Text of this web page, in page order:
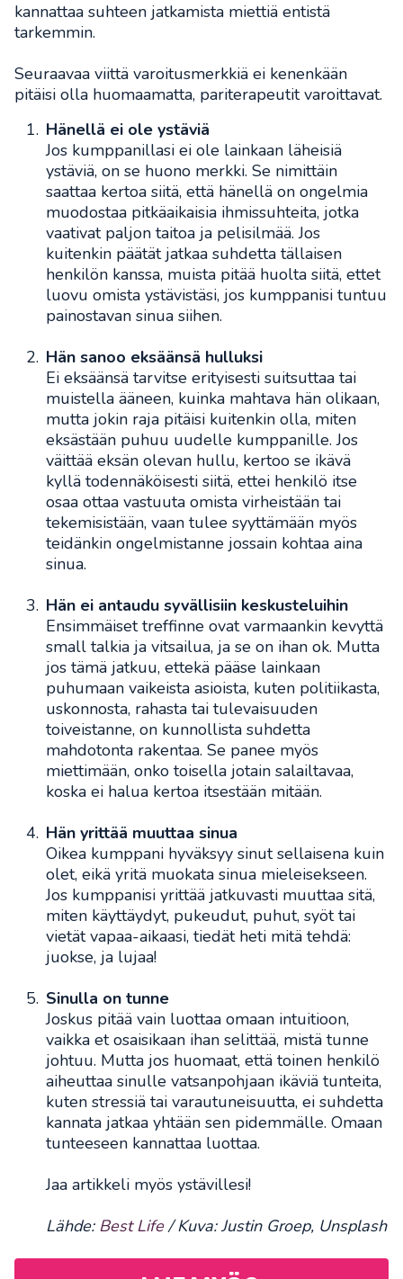
kannattaa suhteen jatkamista miettiä entistä
tarkemmin.
Seuraavaa viittä varoitusmerkkiä ei kenenkään
pitäisi olla huomaamatta, pariterapeutit varoittavat.
Hänellä ei ole ystäviä
Jos kumppanillasi ei ole lainkaan läheisiä
ystäviä, on se huono merkki. Se nimittäin
saattaa kertoa siitä, että hänellä on ongelmia
muodostaa pitkäaikaisia ihmissuhteita, jotka
vaativat paljon taitoa ja pelisilmää. Jos
kuitenkin päätät jatkaa suhdetta tällaisen
henkilön kanssa, muista pitää huolta siitä, ettet
luovu omista ystävistäsi, jos kumppanisi tuntuu
painostavan sinua siihen.
Hän sanoo eksäänsä hulluksi
Ei eksäänsä tarvitse erityisesti suitsuttaa tai
muistella ääneen, kuinka mahtava hän olikaan,
mutta jokin raja pitäisi kuitenkin olla, miten
eksästään puhuu uudelle kumppanille. Jos
väittää eksän olevan hullu, kertoo se ikävä
kyllä todennäköisesti siitä, ettei henkilö itse
osaa ottaa vastuuta omista virheistään tai
tekemisistään, vaan tulee syyttämään myös
teidänkin ongelmistanne jossain kohtaa aina
sinua.
Hän ei antaudu syvällisiin keskusteluihin
Ensimmäiset treffinne ovat varmaankin kevyttä
small talkia ja vitsailua, ja se on ihan ok. Mutta
jos tämä jatkuu, ettekä pääse lainkaan
puhumaan vaikeista asioista, kuten politiikasta,
uskonnosta, rahasta tai tulevaisuuden
toiveistanne, on kunnollista suhdetta
mahdotonta rakentaa. Se panee myös
miettimään, onko toisella jotain salailtavaa,
koska ei halua kertoa itsestään mitään.
Hän yrittää muuttaa sinua
Oikea kumppani hyväksyy sinut sellaisena kuin
olet, eikä yritä muokata sinua mieleisekseen.
Jos kumppanisi yrittää jatkuvasti muuttaa sitä,
miten käyttäydyt, pukeudut, puhut, syöt tai
vietät vapaa-aikaasi, tiedät heti mitä tehdä:
juokse, ja lujaa!
Sinulla on tunne
Joskus pitää vain luottaa omaan intuitioon,
vaikka et osaisikaan ihan selittää, mistä tunne
johtuu. Mutta jos huomaat, että toinen henkilö
aiheuttaa sinulle vatsanpohjaan ikäviä tunteita,
kuten stressiä tai varautuneisuutta, ei suhdetta
kannata jatkaa yhtään sen pidemmälle. Omaan
tunteeseen kannattaa luottaa.
Jaa artikkeli myös ystävillesi!
Lähde: Best Life/ Kuva: Justin Groep, Unsplash